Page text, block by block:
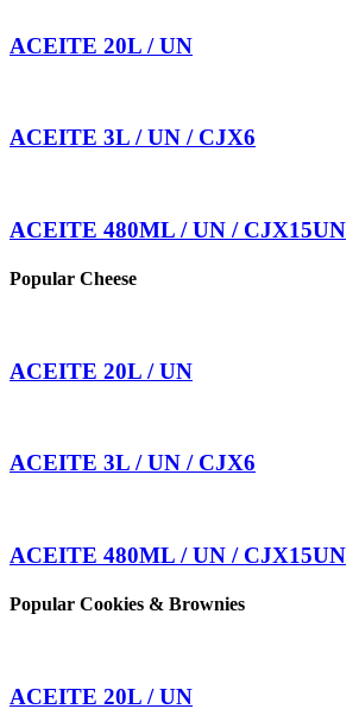
ACEITE 20L / UN
ACEITE 3L / UN / CJX6
ACEITE 480ML / UN / CJX15UN
Popular Cheese
ACEITE 20L / UN
ACEITE 3L / UN / CJX6
ACEITE 480ML / UN / CJX15UN
Popular Cookies & Brownies
ACEITE 20L / UN